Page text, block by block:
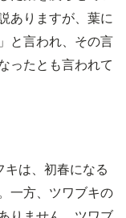
ありますが、葉に
と言われ、その言
ったとも言われて
は、初春になる
一方、ツワブキの